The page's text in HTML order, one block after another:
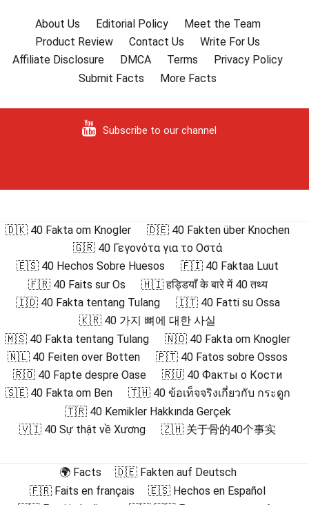
About Us Editorial Policy
Meet the Team
Product Review
Contact Us
Write For Us
Affiliate Disclosure
DMCA Terms
Privacy Policy
Submit Facts
More Facts
Subscribe to our channel
🇩🇰 40 Fakta om Knogler
🇩🇪 40 Fakten über Knochen
🇬🇷 40 Γεγονότα για το Οστά
🇪🇸 40 Hechos Sobre Huesos
🇫🇮 40 Faktaa Luut
🇫🇷 40 Faits sur Os
🇭🇮 हड्डियाँ के बारे में 40 तथ्य
🇮🇩 40 Fakta tentang Tulang
🇮🇹 40 Fatti su Ossa
🇰🇷 40 가지 뼈에 대한 사실
🇲🇸 40 Fakta tentang Tulang
🇳🇴 40 Fakta om Knogler
🇳🇱 40 Feiten over Botten
🇵🇹 40 Fatos sobre Ossos
🇷🇴 40 Fapte despre Oase
🇷🇺 40 Факты о Кости
🇸🇪 40 Fakta om Ben
🇹🇭 40 ข้อเท็จจริงเกี่ยวกับ กระดูก
🇹🇷 40 Kemikler Hakkında Gerçek
🇻🇮 40 Sự thật về Xương
🇿🇭 关于骨的40个事实
🌍 Facts
🇩🇪 Fakten auf Deutsch
🇫🇷 Faits en français
🇪🇸 Hechos en Español